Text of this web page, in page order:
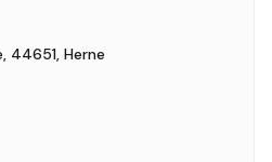
44651, Herne